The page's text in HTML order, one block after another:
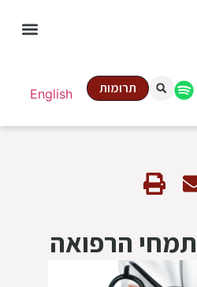
English תרומות
הרפואה